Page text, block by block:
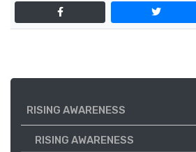
RISING AWARENESS
RISING AWARENESS